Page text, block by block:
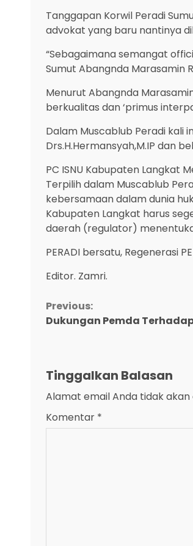
Tanggapan Korwil Peradi
advokat yang baru nantinya
“Sebagaimana semangat
Sumut Abangnda Marasamin
Menurut Abangnda
berkualitas dan ‘primus
Dalam Muscablub Peradi kali
Drs.H.Hermansyah,M.IP dan
PC ISNU Kabupaten Langkat
Terpilih dalam Muscablub
kebersamaan dalam dunia
Kabupaten Langkat harus
daerah (regulator)
PERADI bersatu, Regenerasi
Editor. Zamri.
Continue
Reading
Previous:
Dukungan Pemda
Tinggalkan Balasan
Alamat email Anda tidak akan
Komentar *